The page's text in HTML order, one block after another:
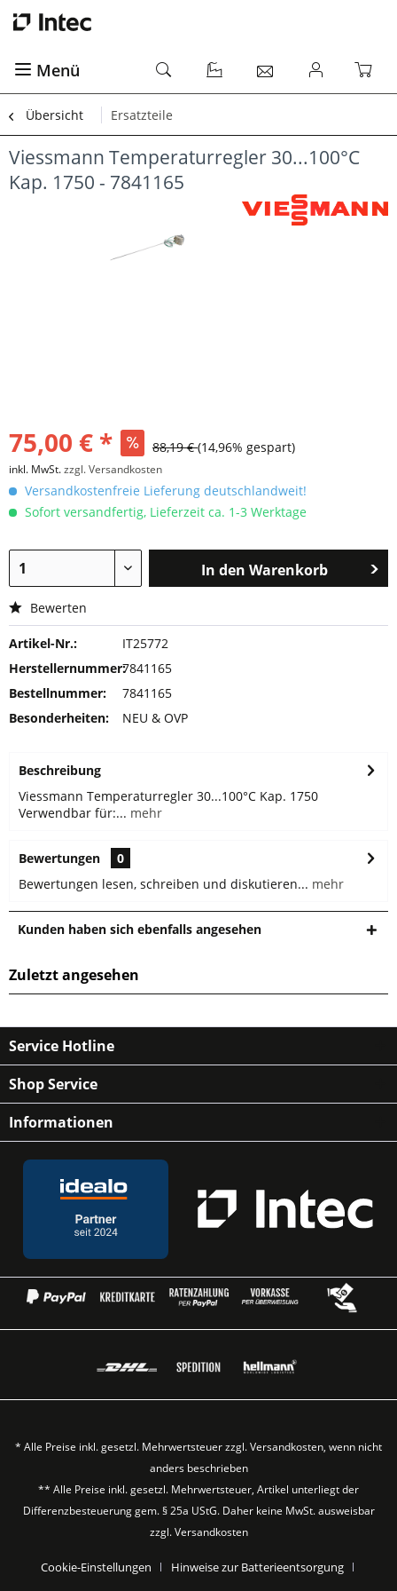
Menü
Übersicht Ersatzteile
Viessmann Temperaturregler 30...100°C
Kap. 1750 - 7841165
75,00 € * 88,19 €(14,96% gespart)
inkl. MwSt.zzgl. Versandkosten
Versandkostenfreie Lieferung deutschlandweit!
Sofort versandfertig, Lieferzeit ca. 1-3 Werktage
In den Warenkorb
Bewerten
Artikel-Nr.:
IT25772
Herstellernummer:7841165
Bestellnummer:
7841165
Besonderheiten:
NEU & OVP
Beschreibung
Viessmann Temperaturregler 30...100°C Kap. 1750
Verwendbar für:... mehr
Bewertungen
0
Bewertungen lesen, schreiben und diskutieren... mehr
Kunden haben sich ebenfalls angesehen
Zuletzt angesehen
Service Hotline
Shop Service
Informationen
* Alle Preise inkl. gesetzl. Mehrwertsteuer zzgl.Versandkosten, wenn nicht
anders beschrieben
** Alle Preise inkl. gesetzl. Mehrwertsteuer, Artikel unterliegt der
Differenzbesteuerung gem. § 25a UStG. Daher keine MwSt. ausweisbar
zzgl.Versandkosten
Cookie-Einstellungen
Hinweise zur Batterieentsorgung